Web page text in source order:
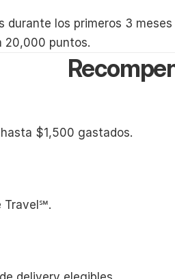
los primeros 3
20,000 puntos.
$1,500 gastados.
Travel℠.